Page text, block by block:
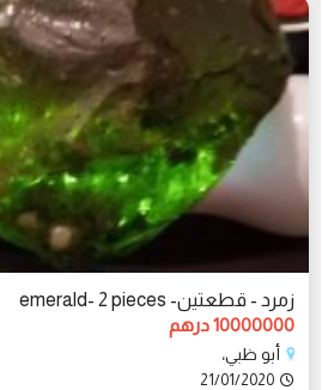
زمرد - قطعتين- emerald- 2 pieces
10000000 درهم
أبو ظبي،
21/01/2020